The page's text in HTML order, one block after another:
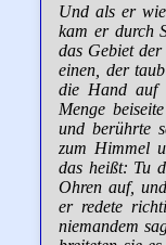
Und als er
kam er durch
das Gebiet der
einen, der
die Hand auf
Menge
und berührte
zum Himmel
das heißt: Tu
Ohren auf,
er redete
niemandem